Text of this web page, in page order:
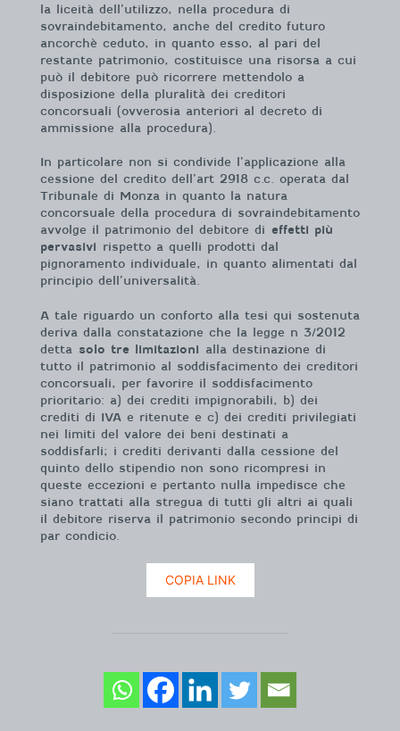
la liceità dell’utilizzo, nella procedura di
sovraindebitamento, anche del credito futuro
ancorchè ceduto, in quanto esso, al pari del
restante patrimonio, costituisce una risorsa a cui
può il debitore può ricorrere mettendolo a
disposizione della pluralità dei creditori
concorsuali (ovverosia anteriori al decreto di
ammissione alla procedura).
In particolare non si condivide l’applicazione alla
cessione del credito dell’art 2918 c.c. operata dal
Tribunale di Monza in quanto la natura
concorsuale della procedura di sovraindebitamento
avvolge il patrimonio del debitore di effetti più
pervasivi rispetto a quelli prodotti dal
pignoramento individuale, in quanto alimentati dal
principio dell’universalità.
A tale riguardo un conforto alla tesi qui sostenuta
deriva dalla constatazione che la legge n 3/2012
detta solo tre limitazioni alla destinazione di
tutto il patrimonio al soddisfacimento dei creditori
concorsuali, per favorire il soddisfacimento
prioritario: a) dei crediti impignorabili, b) dei
crediti di IVA e ritenute e c) dei crediti privilegiati
nei limiti del valore dei beni destinati a
soddisfarli; i crediti derivanti dalla cessione del
quinto dello stipendio non sono ricompresi in
queste eccezioni e pertanto nulla impedisce che
siano trattati alla stregua di tutti gli altri ai quali
il debitore riserva il patrimonio secondo principi di
par condicio.
COPIA LINK